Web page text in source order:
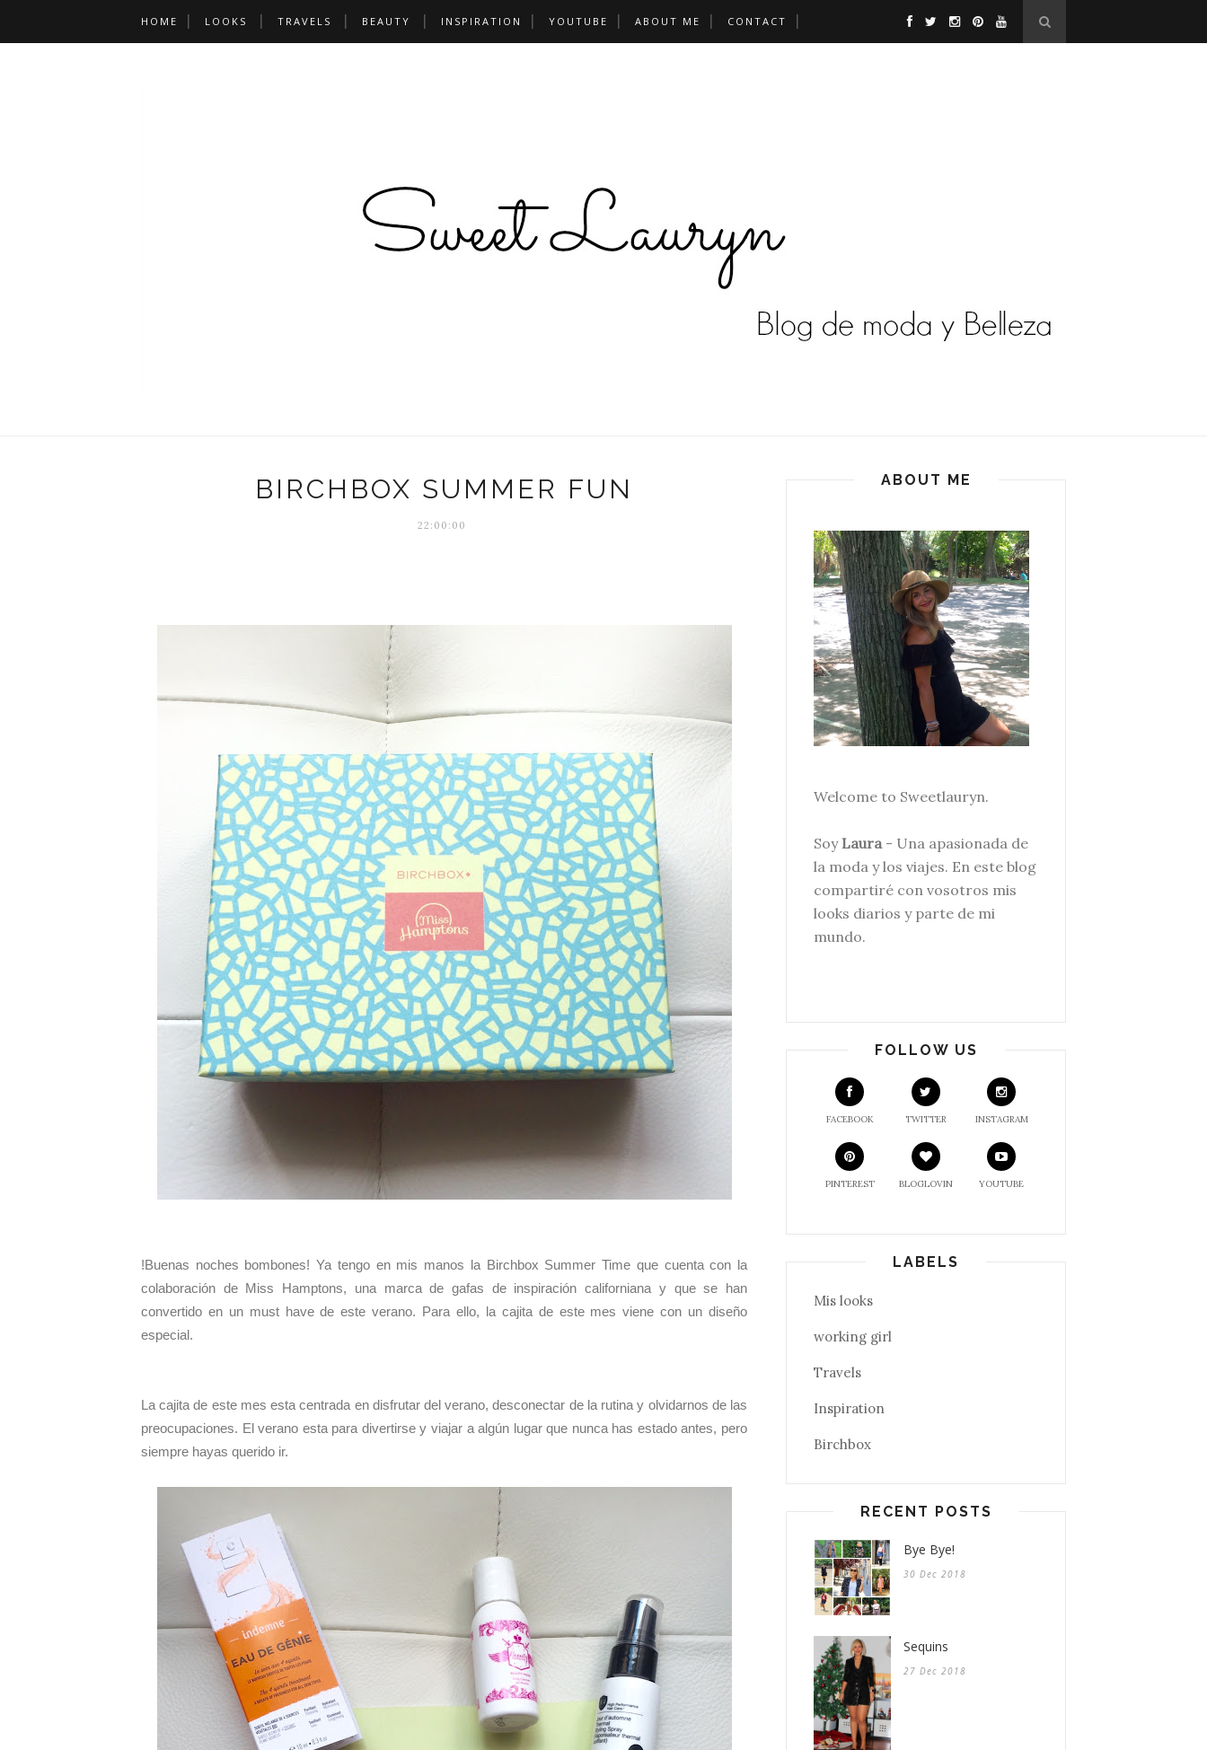
HOME LOOKS TRAVELS BEAUTY INSPIRATION YOUTUBE ABOUT ME CONTACT
BIRCHBOX SUMMER FUN
22:00:00
!Buenas noches bombones! Ya tengo en mis manos la Birchbox Summer Time que cuenta con la
colaboración de Miss Hamptons, una marca de gafas de inspiración californiana y que se han
convertido en un must have de este verano. Para ello, la cajita de este mes viene con un diseño
especial.
La cajita de este mes esta centrada en disfrutar del verano, desconectar de la rutina y olvidarnos de las
preocupaciones. El verano esta para divertirse y viajar a algún lugar que nunca has estado antes, pero
siempre hayas querido ir.
ABOUT ME
Welcome to Sweetlauryn.
Soy Laura- Una apasionada de
la moda y los viajes. En este blog
compartiré con vosotros mis
looks diarios y parte de mi
mundo.
FOLLOW US
FACEBOOK TWITTER INSTAGRAM
PINTEREST BLOGLOVIN YOUTUBE
LABELS
Mis looks
working girl
Travels
Inspiration
Birchbox
RECENT POSTS
Bye Bye!
30 Dec 2018
Sequins
27 Dec 2018